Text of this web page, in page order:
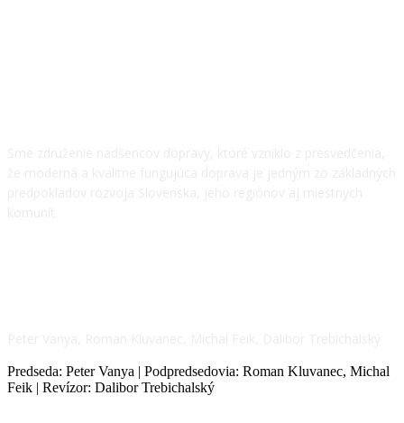
Predseda: Peter Vanya | Podpredsedovia: Roman Kluvanec, Michal
Feik | Revízor: Dalibor Trebichalský